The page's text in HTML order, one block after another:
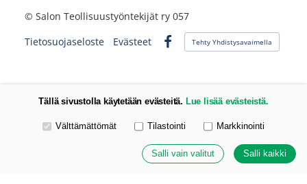
© Salon Teollisuustyöntekijät ry 057
Tietosuojaseloste
Evästeet
Facebook
Tehty Yhdistysavaimella
Tällä sivustolla käytetään evästeitä. Lue lisää evästeistä.
Valitse käytettävät evästeet
Välttämättömät Tilastointi Markkinointi
Salli vain valitut Salli kaikki